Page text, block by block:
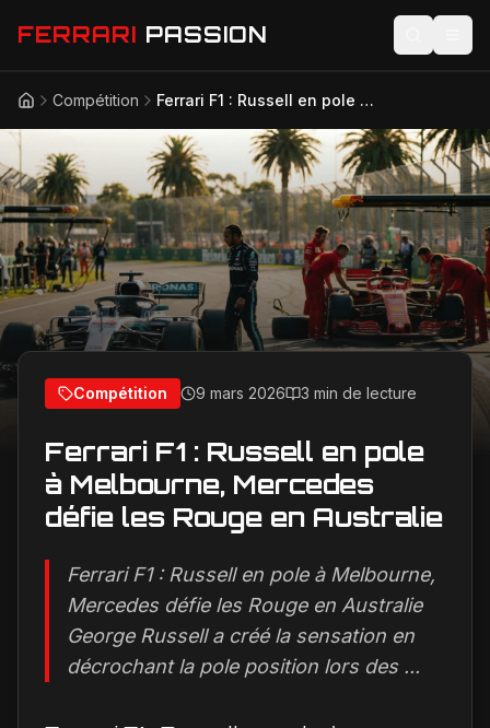
FERRARI PASSION
Actualités
Modèles
Compétition
Technologie
Lifestyle
AccueilCompétition Ferrari F1 : Russell en pole à Melbourne, Mercedes défie les Rouge en Australie
Compétition 9 mars 2026 3 min de lecture
Ferrari F1 : Russell en pole
à Melbourne, Mercedes
défie les Rouge en Australie
Ferrari F1 : Russell en pole à Melbourne,
Mercedes défie les Rouge en Australie
George Russell a créé la sensation en
décrochant la pole position lors des ...